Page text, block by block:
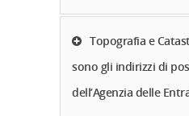
Topografia e
sono gli indirizzi di
dell’Agenzia delle